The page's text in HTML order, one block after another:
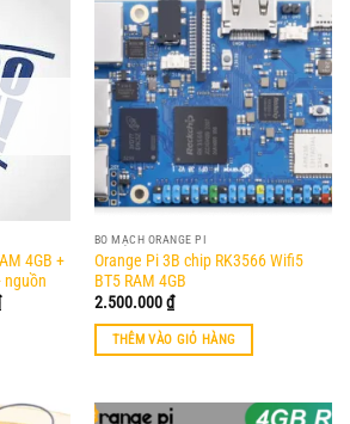
4GB +
nguồn
Giá
hiện
BO MẠCH ORANGE PI
Orange Pi 3B chip RK3566 Wifi5
BT5 RAM 4GB
2.500.000₫
THÊM VÀO GIỎ HÀNG